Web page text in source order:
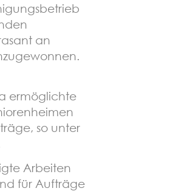
an
ermöglichte
so unter
Arbeiten
für Aufträge